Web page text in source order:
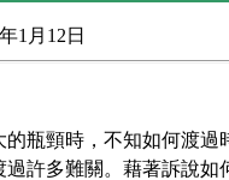
1月12日
瓶頸時，不知如何渡過
許多難關。藉著訴說如